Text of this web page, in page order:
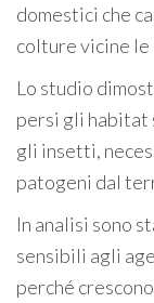
domestici che
colture vicine le
Lo studio
persi gli habitat
gli insetti,
patogeni dal
In analisi sono
sensibili agli
perché